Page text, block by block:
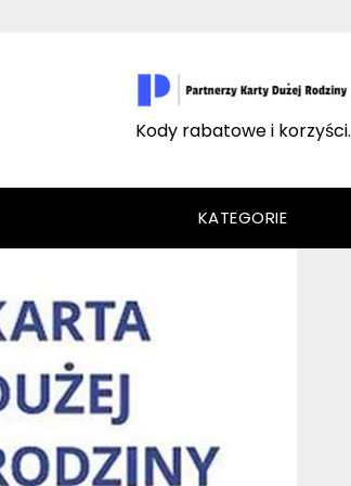
Kody rabatowe i korzyści.
KATEGORIE